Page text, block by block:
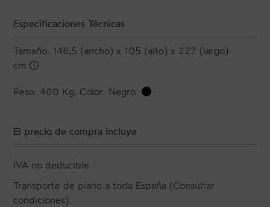
Especificaciones Técnicas
Tamaño: 146,5 (ancho) x 105 (alto) x 227 (largo)
cm
Peso: 400 Kg. Color: Negro
El precio de compra incluye
IVA no deducible
Transporte de piano a toda España (Consultar
condiciones).